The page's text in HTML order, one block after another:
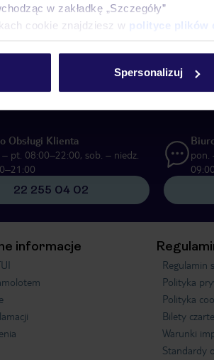
w zakładkę „Szczegóły”
cookie znajdziesz w polityce plików
Spersonalizuj
E-MAIL*
Poland Sp. z o.o. i TUI Poland Dystrybucja
komunikacji (e-mail), także z użyciem tzw.
Obsługi Klienta
pt. 08:00–22:00, sob. – niedz.
22 255 04 02
pon.
informacje
Regulamin
Polityka
Polityka
Bilety
Warunki
Standardy